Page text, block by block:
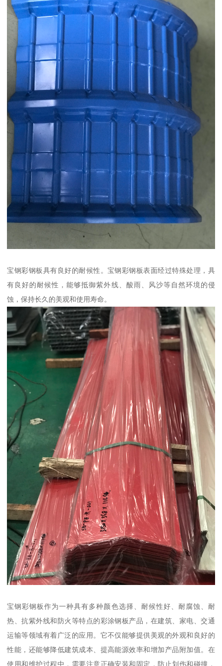
宝钢彩钢板具有良好的耐候性。宝钢彩钢板表面经过特殊处理，具
有良好的耐候性，能够抵御紫外线、酸雨、风沙等自然环境的侵
蚀，保持长久的美观和使用寿命。
宝钢彩钢板作为一种具有多种颜色选择、耐候性好、耐腐蚀、耐
热、抗紫外线和防火等特点的彩涂钢板产品，在建筑、家电、交通
运输等领域有着广泛的应用。它不仅能够提供美观的外观和良好的
性能，还能够降低建筑成本、提高能源效率和增加产品附加值。在
使用和维护过程中，需要注意正确安装和固定，防止划伤和碰撞，